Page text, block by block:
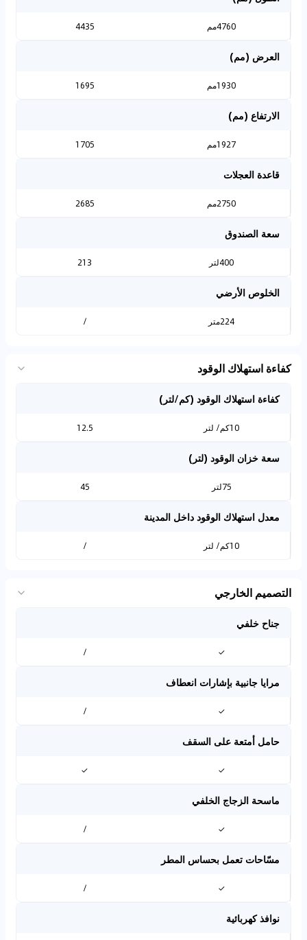
4760مم 4435
العرض (مم)
1930مم 1695
الارتفاع (مم)
1927مم 1705
قاعدة العجلات
2750مم 2685
سعة الصندوق
400لتر 213
الخلوص الأرضي
224متر /
كفاءة استهلاك الوقود
كفاءة استهلاك الوقود (كم/لتر)
10كم/ لتر 12.5
سعة خزان الوقود (لتر)
75لتر 45
معدل استهلاك الوقود داخل المدينة
10كم/ لتر /
التصميم الخارجي
جناح خلفي
✓
/
مرايا جانبية بإشارات انعطاف
✓
/
حامل أمتعة على السقف
✓
✓
ماسحة الزجاج الخلفي
✓
/
مسّاحات تعمل بحساس المطر
✓
/
نوافذ كهربائية